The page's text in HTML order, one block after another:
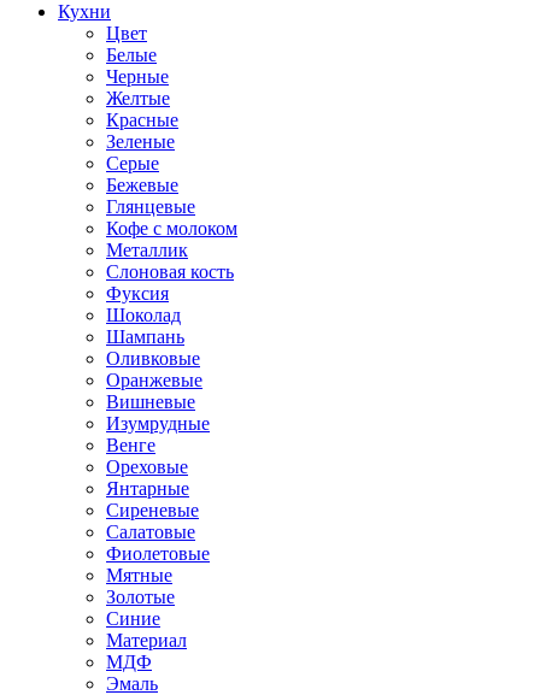
Кухни
Цвет
Белые
Черные
Желтые
Красные
Зеленые
Серые
Бежевые
Глянцевые
Кофе с молоком
Металлик
Слоновая кость
Фуксия
Шоколад
Шампань
Оливковые
Оранжевые
Вишневые
Изумрудные
Венге
Ореховые
Янтарные
Сиреневые
Салатовые
Фиолетовые
Мятные
Золотые
Синие
Материал
МДФ
Эмаль